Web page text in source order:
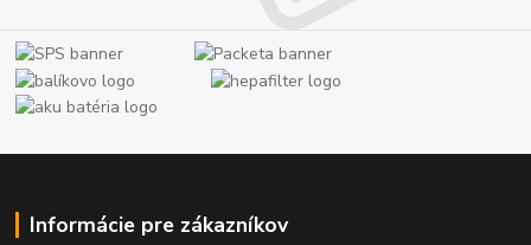
Informácie pre zákazníkov